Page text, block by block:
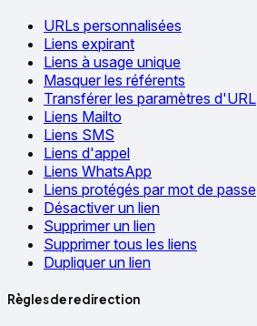
URLs personnalisées
Liens expirant
Liens à usage unique
Masquer les référents
Transférer les paramètres d'URL
Liens Mailto
Liens SMS
Liens d'appel
Liens WhatsApp
Liens protégés par mot de passe
Désactiver un lien
Supprimer un lien
Supprimer tous les liens
Dupliquer un lien
Règles de redirection